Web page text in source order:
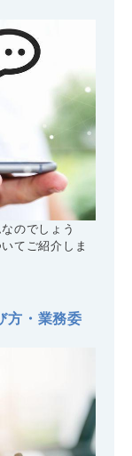
のでしょう
てご紹介しま
方・業務委